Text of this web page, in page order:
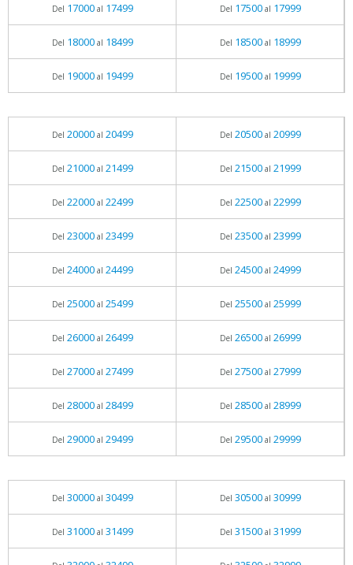
Del 17000al 17499 Del 17500al 17999
Del 18000al 18499 Del 18500al 18999
Del 19000al 19499 Del 19500al 19999
Del 20000al 20499 Del 20500al 20999
Del 21000al 21499 Del 21500al 21999
Del 22000al 22499 Del 22500al 22999
Del 23000al 23499 Del 23500al 23999
Del 24000al 24499 Del 24500al 24999
Del 25000al 25499 Del 25500al 25999
Del 26000al 26499 Del 26500al 26999
Del 27000al 27499 Del 27500al 27999
Del 28000al 28499 Del 28500al 28999
Del 29000al 29499 Del 29500al 29999
Del 30000al 30499 Del 30500al 30999
Del 31000al 31499 Del 31500al 31999